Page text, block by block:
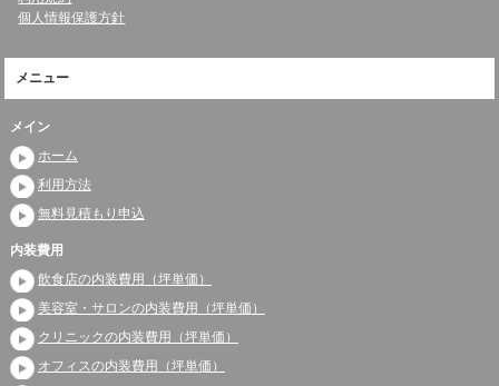
個人情報保護方針
メニュー
メイン
ホーム
利用方法
無料見積もり申込
内装費用
飲食店の内装費用（坪単価）
美容室・サロンの内装費用（坪単価）
クリニックの内装費用（坪単価）
オフィスの内装費用（坪単価）